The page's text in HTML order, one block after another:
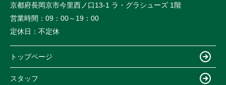
京都府長岡京市今里西ノ口13-1 ラ・グラシューズ 1階
営業時間： 09：00～19：00
定休日： 不定休
トップページ
スタッフ